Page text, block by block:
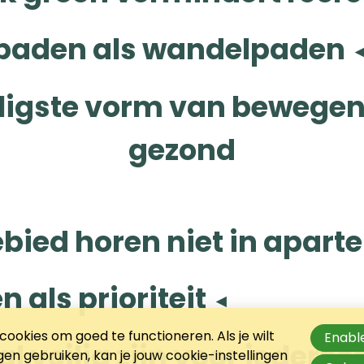
als wandelpaden
vorm van
gezond
horen niet in
als prioriteit
om goed te functioneren. Als je wilt
gebruiken, kan je jouw cookie-instellingen